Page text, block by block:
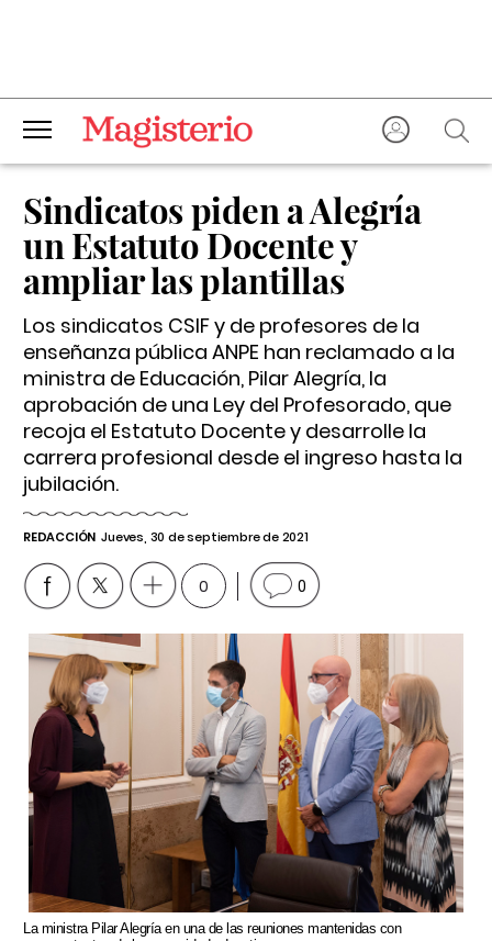
Sindicatos piden a Alegría
un Estatuto Docente y
ampliar las plantillas
Los sindicatos CSIF y de profesores de la
enseñanza pública ANPE han reclamado a la
ministra de Educación, Pilar Alegría, la
aprobación de una Ley del Profesorado, que
recoja el Estatuto Docente y desarrolle la
carrera profesional desde el ingreso hasta la
jubilación.
REDACCIÓN Jueves, 30 de septiembre de 2021
0 0
La ministra Pilar Alegría en una de las reuniones mantenidas con